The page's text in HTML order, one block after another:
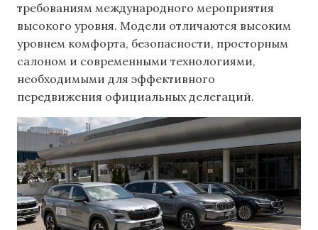
требованиям международного мероприятия
высокого уровня. Модели отличаются высоким
уровнем комфорта, безопасности, просторным
салоном и современными технологиями,
необходимыми для эффективного
передвижения официальных делегаций.